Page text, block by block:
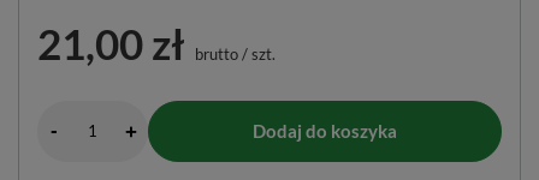
21,00 zł brutto/szt.
- + Dodaj do koszyka